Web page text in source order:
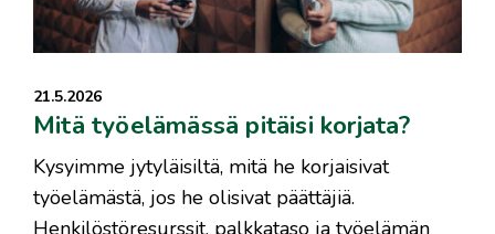
21.5.2026
Mitä työelämässä pitäisi korjata?
Kysyimme jytyläisiltä, mitä he korjaisivat
työelämästä, jos he olisivat päättäjiä.